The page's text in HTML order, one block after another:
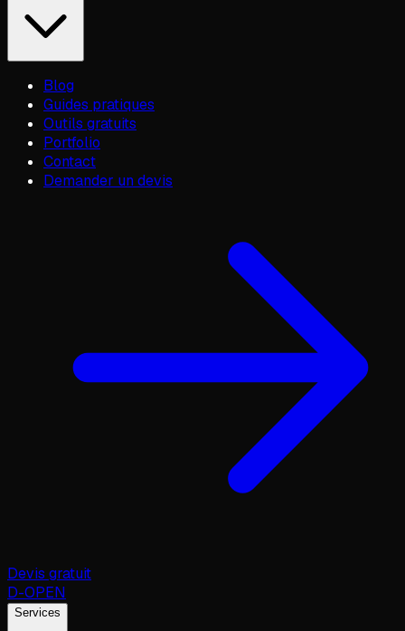
Blog
Guides pratiques
Outils gratuits
Portfolio
Contact
Demander un devis
Devis gratuit
D-OPEN
Services